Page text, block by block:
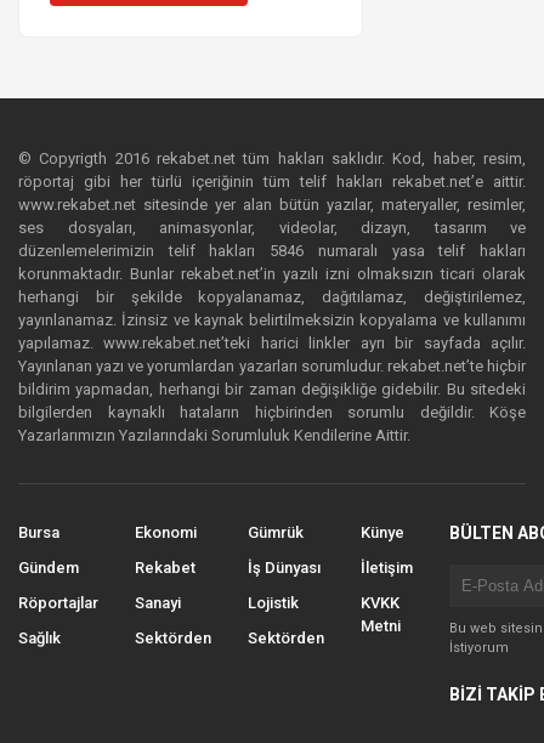
© Copyrigth 2016 rekabet.net tüm hakları saklıdır. Kod, haber, resim,
röportaj gibi her türlü içeriğinin tüm telif hakları rekabet.net’e aittir.
www.rekabet.net sitesinde yer alan bütün yazılar, materyaller, resimler,
ses dosyaları, animasyonlar, videolar, dizayn, tasarım ve
düzenlemelerimizin telif hakları 5846 numaralı yasa telif hakları
korunmaktadır. Bunlar rekabet.net’in yazılı izni olmaksızın ticari olarak
herhangi bir şekilde kopyalanamaz, dağıtılamaz, değiştirilemez,
yayınlanamaz. İzinsiz ve kaynak belirtilmeksizin kopyalama ve kullanımı
yapılamaz. www.rekabet.net’teki harici linkler ayrı bir sayfada açılır.
Yayınlanan yazı ve yorumlardan yazarları sorumludur. rekabet.net’te hiçbir
bildirim yapmadan, herhangi bir zaman değişikliğe gidebilir. Bu sitedeki
bilgilerden kaynaklı hataların hiçbirinden sorumlu değildir. Köşe
Yazarlarımızın Yazılarındaki Sorumluluk Kendilerine Aittir.
Bursa
Gündem
Röportajlar
Sağlık
Ekonomi
Rekabet
Sanayi
Sektörden
Gümrük
İş Dünyası
Lojistik
Sektörden
Künye
İletişim
KVKK
Metni
BÜLTEN
Bu web
İstiyorum
BİZİ TAKİP